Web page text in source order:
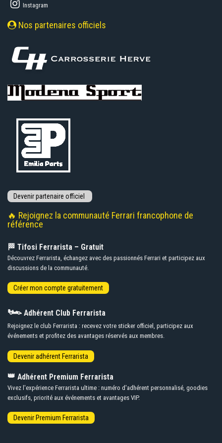
Instagram
Nos partenaires officiels
🔥 Rejoignez la communauté Ferrari francophone de
référence
🏁 Tifosi Ferrarista – Gratuit
Découvrez Ferrarista, échangez avec des passionnés Ferrari et participez aux
discussions de la communauté.
🏎️ Adhérent Club Ferrarista
Rejoignez le club Ferrarista : recevez votre sticker officiel, participez aux
événements et profitez des avantages réservés aux membres.
👑 Adhérent Premium Ferrarista
Vivez l'expérience Ferrarista ultime : numéro d'adhérent personnalisé, goodies
exclusifs, priorité aux événements et avantages VIP.